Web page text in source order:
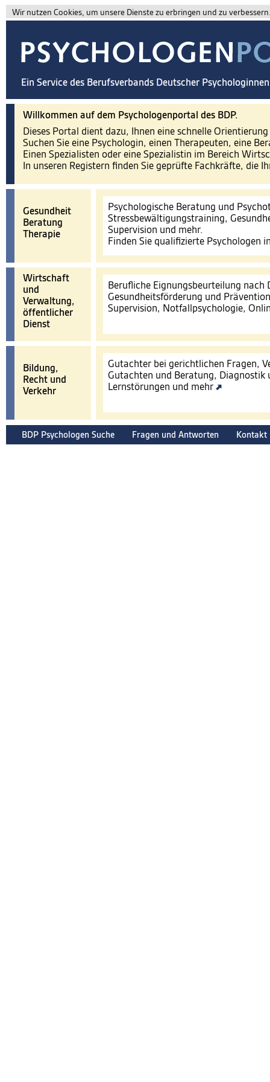
Wir nutzen Cookies, um unsere Dienste zu erbringen und zu
Ein Service des Berufsverbands Deutscher
Willkommen auf dem Psychologenportal des BDP.
Dieses Portal dient dazu, Ihnen eine schnelle
Suchen Sie eine Psychologin, einen Therapeuten, eine
Einen Spezialisten oder eine Spezialistin im Bereich
In unseren Registern finden Sie geprüfte Fachkräfte, die
Gesundheit
Beratung
Therapie
Psychologische Beratung und
Stressbewältigungstraining,
Supervision und mehr.
Finden Sie qualifizierte Psychologen
Wirtschaft
und
Verwaltung,
öffentlicher
Dienst
Berufliche Eignungsbeurteilung nach
Gesundheitsförderung und
Supervision, Notfallpsychologie,
Bildung,
Recht und
Verkehr
Gutachter bei gerichtlichen Fragen,
Gutachten und Beratung, Diagnostik
Lernstörungen und mehr
BDP Psychologen Suche Fragen und Antworten Kontakt